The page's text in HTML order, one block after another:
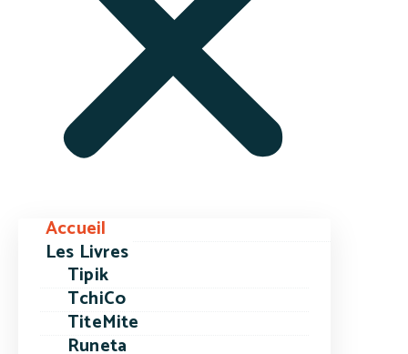
Accueil
Les Livres
Tipik
TchiCo
TiteMite
Runeta